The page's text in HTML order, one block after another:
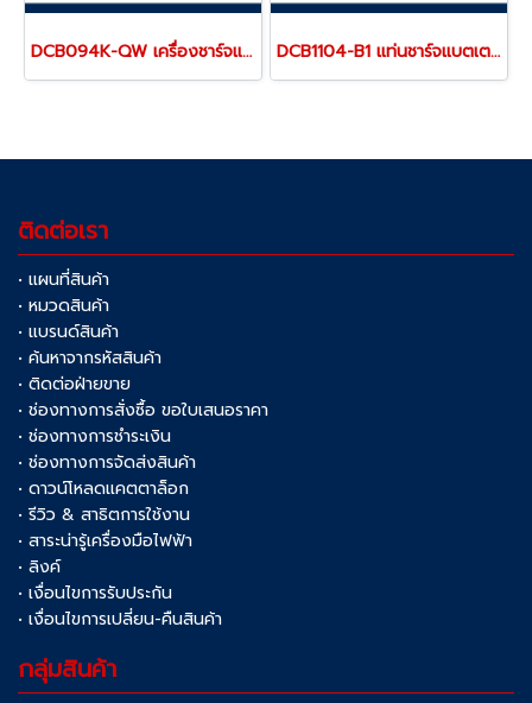
DCB094K-QW เครื่องชาร์จแบตเตอรี่ 18V (20MAX) และพอร์ตชาร์จ USB-C Charging-Kit "DEWALT" ดีวอลท์ DCB1104-B1 แท่นชาร์จแบตเตอรี่ 12V/20V MAX (ใช้ชาร์จแบตเตอรี่ DEWALT ได้ทุกรุ่น) ขนาดเล็กพกพา "DEWALT" ดีวอลท์
ติดต่อเรา
• แผนที่สินค้า
• หมวดสินค้า
• แบรนด์สินค้า
• ค้นหาจากรหัสสินค้า
• ติดต่อฝ่ายขาย
• ช่องทางการสั่งซื้อ ขอใบเสนอราคา
• ช่องทางการชำระเงิน
• ช่องทางการจัดส่งสินค้า
• ดาวน์โหลดแคตตาล็อก
• รีวิว & สาธิตการใช้งาน
• สาระน่ารู้เครื่องมือไฟฟ้า
• ลิงค์
• เงื่อนไขการรับประกัน
• เงื่อนไขการเปลี่ยน-คืนสินค้า
กลุ่มสินค้า